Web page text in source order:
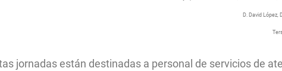
D. David López,
jornadas están destinadas a personal de servicios de